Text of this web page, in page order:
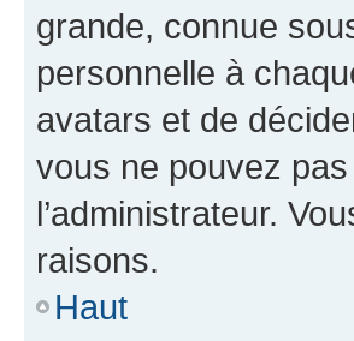
grande, connue
personnelle à
avatars et de
vous ne pouvez pas
l’administrateur.
raisons.
Haut